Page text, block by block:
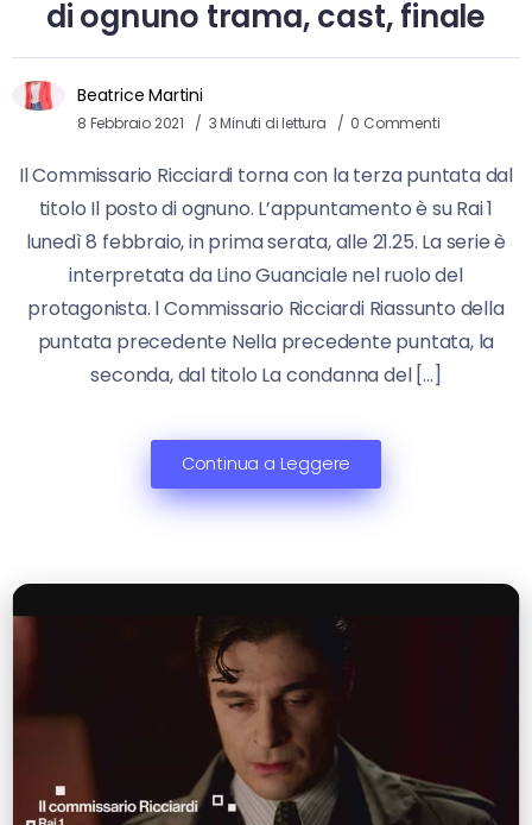
di ognuno trama, cast, finale
Beatrice Martini
8 Febbraio 2021 3 Minuti di lettura 0 Commenti
Il Commissario Ricciardi torna con la terza puntata dal
titolo Il posto di ognuno. L’appuntamento è su Rai 1
lunedì 8 febbraio, in prima serata, alle 21.25. La serie è
interpretata da Lino Guanciale nel ruolo del
protagonista. l Commissario Ricciardi Riassunto della
puntata precedente Nella precedente puntata, la
seconda, dal titolo La condanna del […]
Continua a Leggere